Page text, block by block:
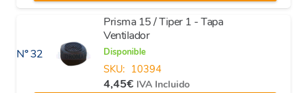
Nº 32
Prisma 15 / Tiper 1 - Tapa
Ventilador
Disponible
SKU: 10394
4,45€ IVA Incluido